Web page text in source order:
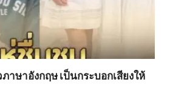
าษาอังกฤษ เป็นกระบอกเสียงให้